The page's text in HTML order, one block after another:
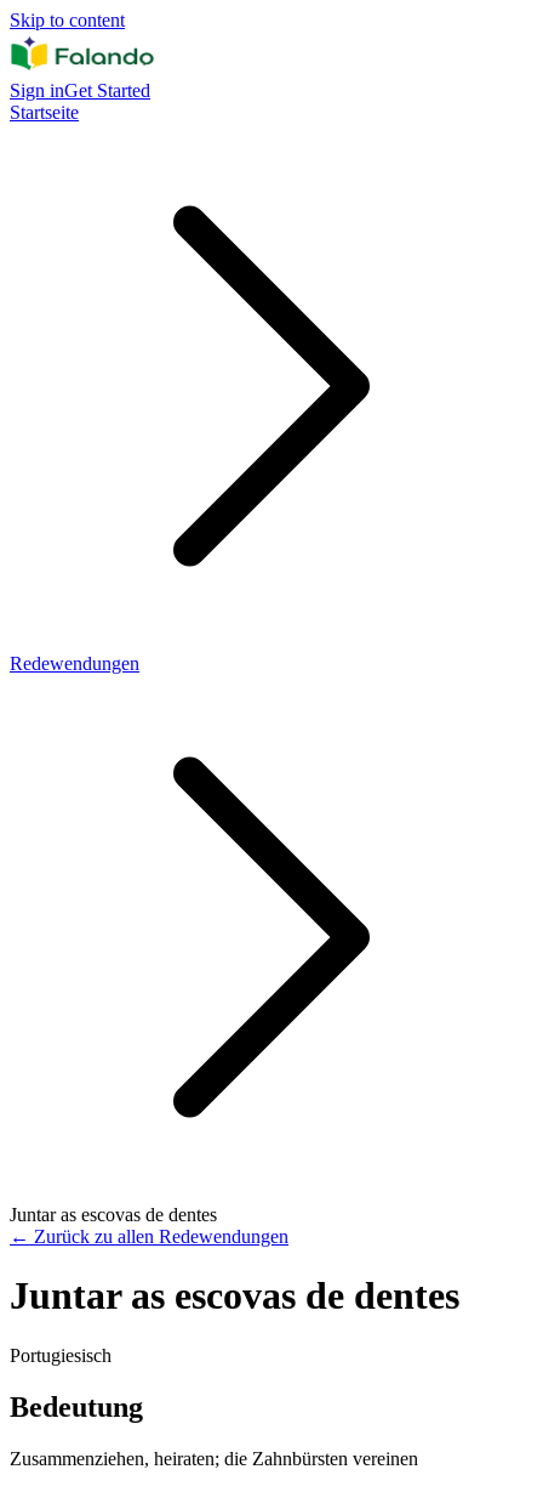
Skip to content
Sign inGet Started
Startseite
Redewendungen
Juntar as escovas de dentes
← Zurück zu allen Redewendungen
Juntar as escovas de dentes
Portugiesisch
Bedeutung
Zusammenziehen, heiraten; die Zahnbürsten vereinen